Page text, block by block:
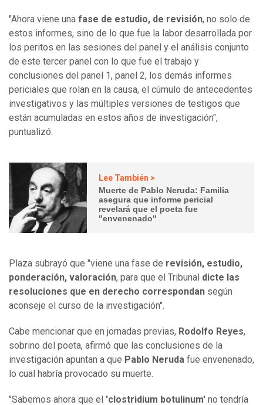
"Ahora viene una fase de estudio, de revisión, no solo de
estos informes, sino de lo que fue la labor desarrollada por
los peritos en las sesiones del panel y el análisis conjunto
de este tercer panel con lo que fue el trabajo y
conclusiones del panel 1, panel 2, los demás informes
periciales que rolan en la causa, el cúmulo de antecedentes
investigativos y las múltiples versiones de testigos que
están acumuladas en estos años de investigación",
puntualizó.
Lee También >
Muerte de Pablo Neruda: Familia
asegura que informe pericial
revelará que el poeta fue
"envenenado"
Plaza subrayó que "viene una fase de revisión, estudio,
ponderación, valoración, para que el Tribunal dicte las
resoluciones que en derecho correspondan según
aconseje el curso de la investigación".
Cabe mencionar que en jornadas previas, Rodolfo Reyes,
sobrino del poeta, afirmó que las conclusiones de la
investigación apuntan a que Pablo Neruda fue envenenado,
lo cual habría provocado su muerte.
"Sabemos ahora que el 'clostridium botulinum' no tendría